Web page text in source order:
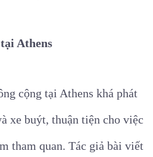
Athens
cộng tại Athens khá phát
xe buýt, thuận tiện cho việc
tham quan. Tác giả bài viết